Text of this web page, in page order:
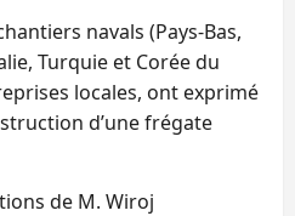
navals (Pays-Bas,
Turquie et Corée du
locales, ont exprimé
d’une frégate
de M. Wiroj